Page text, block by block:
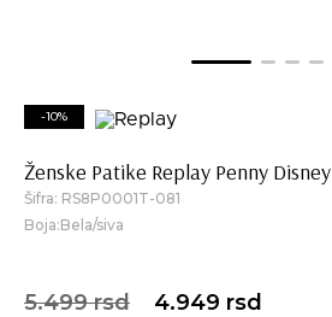
-10%
Ženske Patike Replay Penny Disney
Šifra: RS8P0001T-081
Boja:Bela/siva
5.499 rsd 4.949 rsd